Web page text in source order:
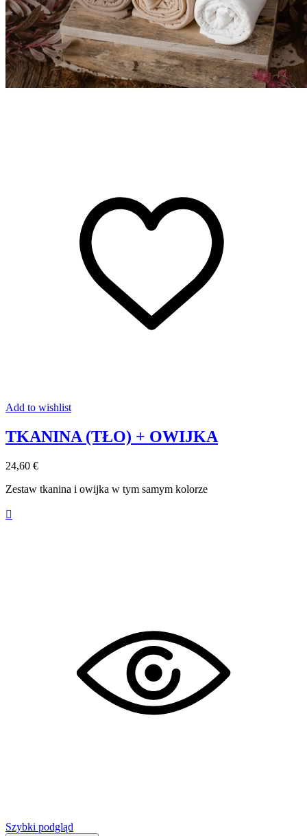
Add to wishlist
TKANINA (TŁO) + OWIJKA
24,60 €
Zestaw tkanina i owijka w tym samym kolorze

Szybki podgląd